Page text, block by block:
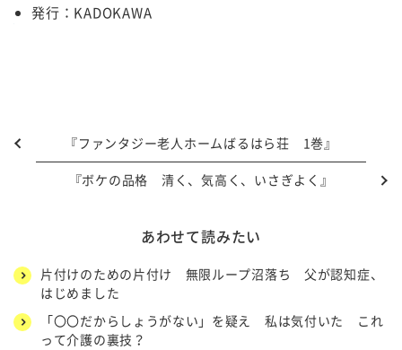
発行： KADOKAWA
『ファンタジー老人ホームばるはら荘 1巻』
『ボケの品格 清く、気高く、いさぎよく』
あわせて読みたい
片付けのための片付け 無限ループ沼落ち 父が認知症、
はじめました
「〇〇だからしょうがない」を疑え 私は気付いた これ
って介護の裏技？